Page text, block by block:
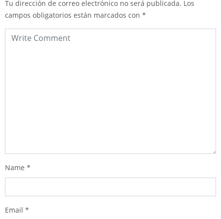
Tu dirección de correo electrónico no será publicada. Los
campos obligatorios están marcados con *
Name *
Email *